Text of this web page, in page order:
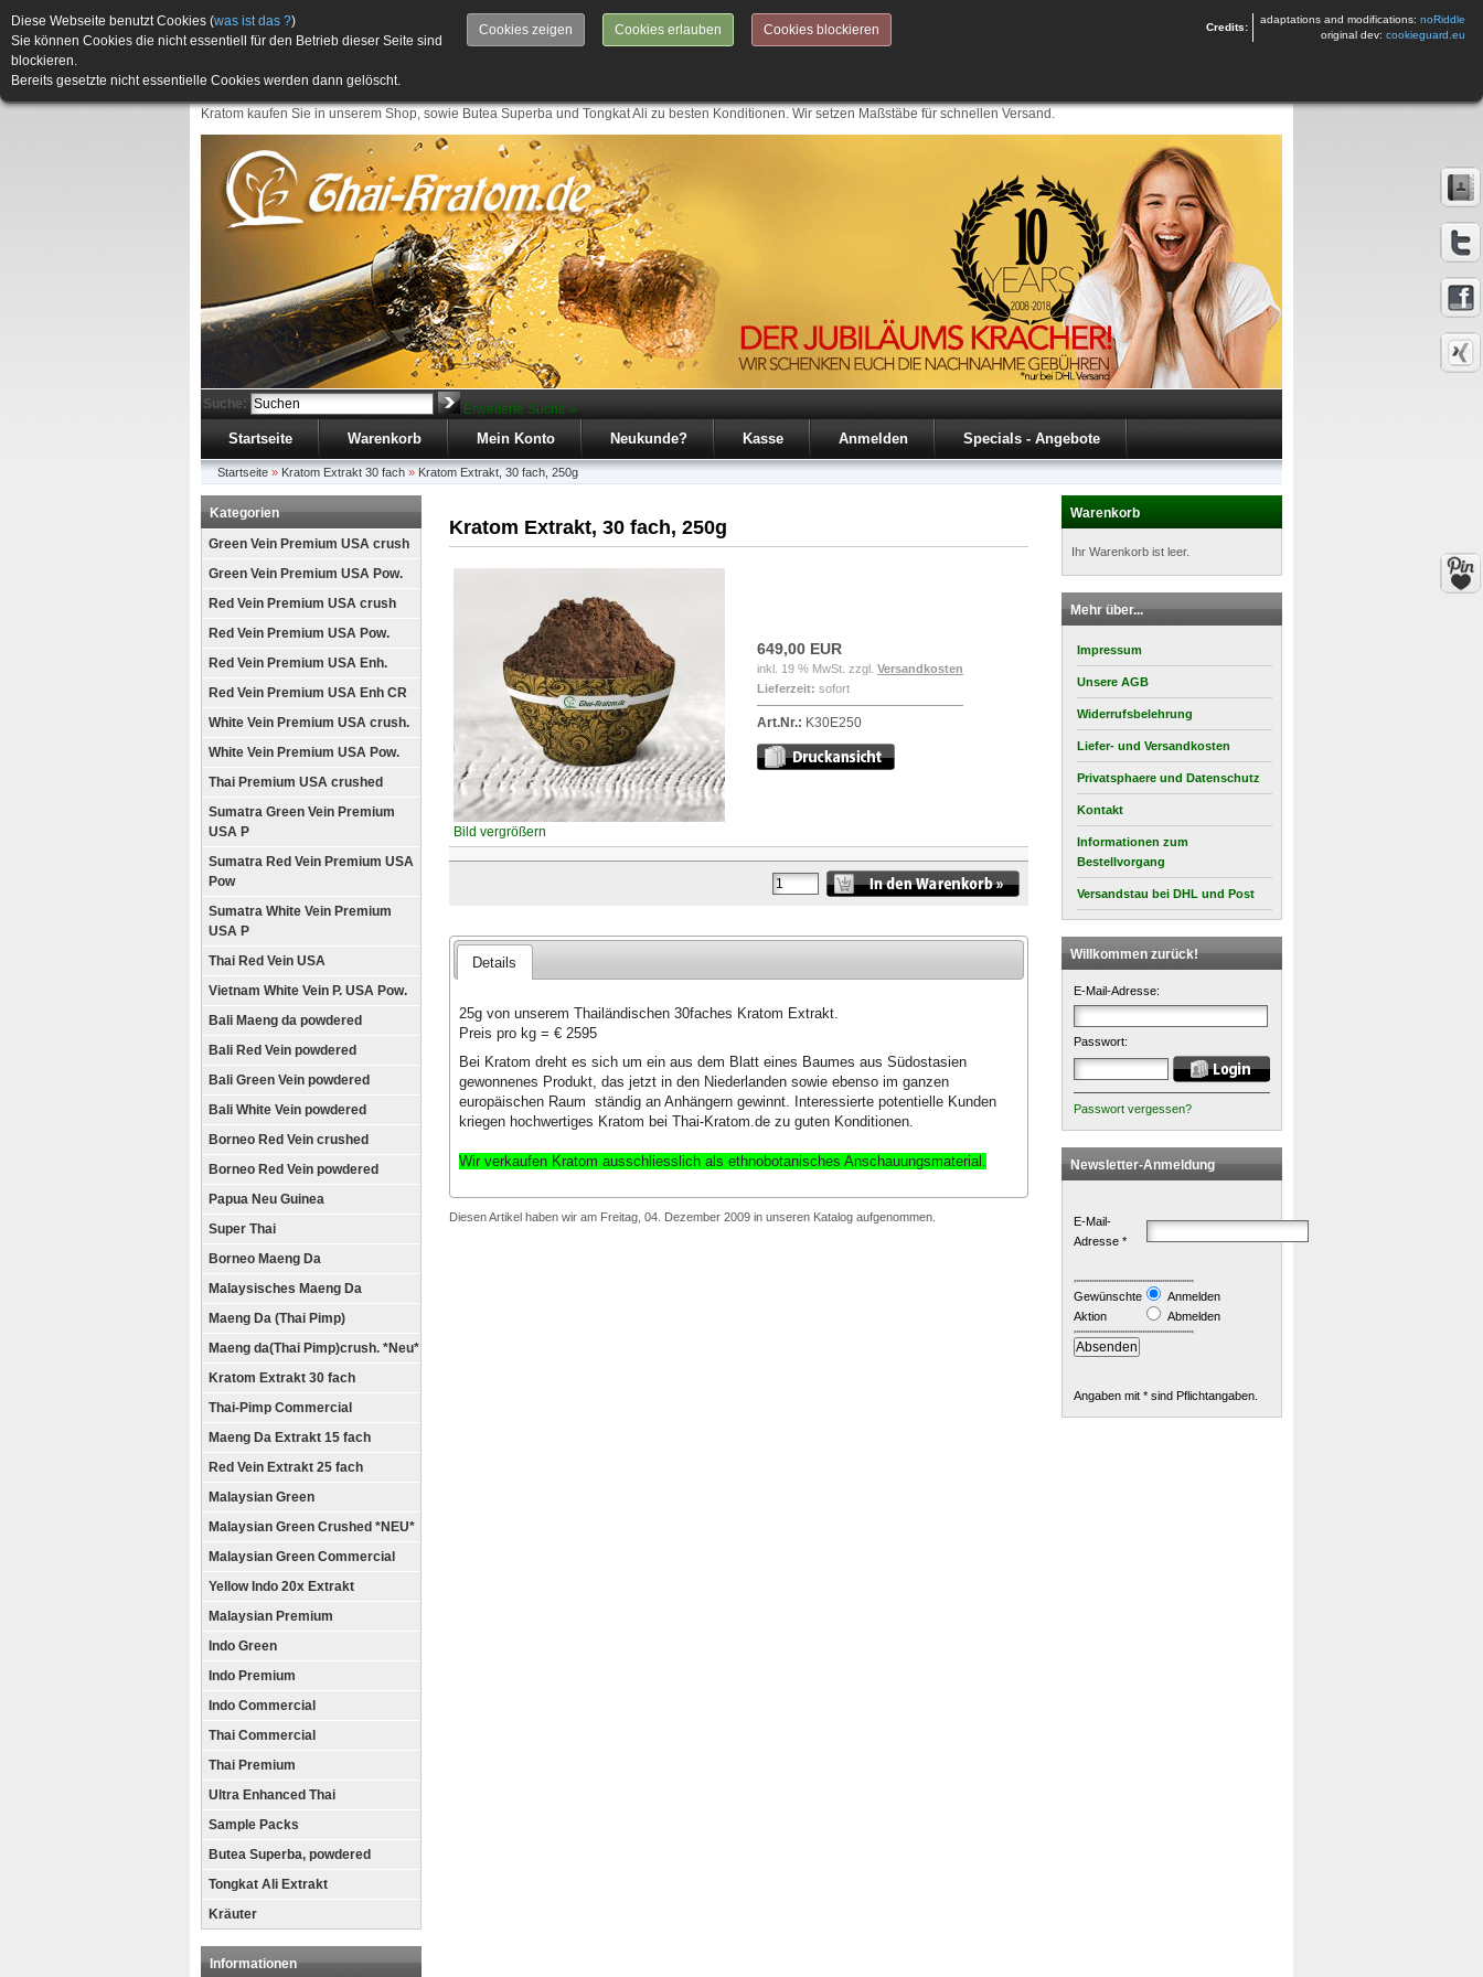
Credits:
adaptations and modifications: noRiddle
original dev: cookieguard.eu
Diese Webseite benutzt Cookies (was ist das ?)
Sie können Cookies die nicht essentiell für den Betrieb dieser Seite sind
blockieren.
Bereits gesetzte nicht essentielle Cookies werden dann gelöscht.
Cookies zeigen Cookies erlauben Cookies blockieren
Kratom kaufen Sie in unserem Shop, sowie Butea Superba und Tongkat Ali zu besten Konditionen. Wir setzen Maßstäbe für schnellen Versand.
Suche: Erweiterte Suche »
Startseite Warenkorb Mein Konto Neukunde? Kasse Anmelden Specials - Angebote
Startseite » Kratom Extrakt 30 fach » Kratom Extrakt, 30 fach, 250g
Kategorien
Green Vein Premium USA crush
Green Vein Premium USA Pow.
Red Vein Premium USA crush
Red Vein Premium USA Pow.
Red Vein Premium USA Enh.
Red Vein Premium USA Enh CR
White Vein Premium USA crush.
White Vein Premium USA Pow.
Thai Premium USA crushed
Sumatra Green Vein Premium
USA P
Sumatra Red Vein Premium USA
Pow
Sumatra White Vein Premium
USA P
Thai Red Vein USA
Vietnam White Vein P. USA Pow.
Bali Maeng da powdered
Bali Red Vein powdered
Bali Green Vein powdered
Bali White Vein powdered
Borneo Red Vein crushed
Borneo Red Vein powdered
Papua Neu Guinea
Super Thai
Borneo Maeng Da
Malaysisches Maeng Da
Maeng Da (Thai Pimp)
Maeng da(Thai Pimp)crush. *Neu*
Kratom Extrakt 30 fach
Thai-Pimp Commercial
Maeng Da Extrakt 15 fach
Red Vein Extrakt 25 fach
Malaysian Green
Malaysian Green Crushed *NEU*
Malaysian Green Commercial
Yellow Indo 20x Extrakt
Malaysian Premium
Indo Green
Indo Premium
Indo Commercial
Thai Commercial
Thai Premium
Ultra Enhanced Thai
Sample Packs
Butea Superba, powdered
Tongkat Ali Extrakt
Kräuter
Informationen
Kratom Extrakt, 30 fach, 250g
Bild vergrößern
649,00 EUR
inkl. 19 % MwSt. zzgl. Versandkosten
Lieferzeit: sofort
Art.Nr.: K30E250
Details
25g von unserem Thailändischen 30faches Kratom Extrakt.
Preis pro kg = € 2595
Bei Kratom dreht es sich um ein aus dem Blatt eines Baumes aus Südostasien
gewonnenes Produkt, das jetzt in den Niederlanden sowie ebenso im ganzen
europäischen Raum ständig an Anhängern gewinnt. Interessierte potentielle Kunden
kriegen hochwertiges Kratom bei Thai-Kratom.de zu guten Konditionen.
Wir verkaufen Kratom ausschliesslich als ethnobotanisches Anschauungsmaterial
Diesen Artikel haben wir am Freitag, 04. Dezember 2009 in unseren Katalog aufgenommen.
Warenkorb
Ihr Warenkorb ist leer.
Mehr über...
Impressum
Unsere AGB
Widerrufsbelehrung
Liefer- und Versandkosten
Privatsphaere und Datenschutz
Kontakt
Informationen zum
Bestellvorgang
Versandstau bei DHL und Post
Willkommen zurück!
E-Mail-Adresse:
Passwort:
Passwort vergessen?
Newsletter-Anmeldung
E-Mail-
Adresse *
Gewünschte
Aktion
Anmelden
Abmelden
Angaben mit * sind Pflichtangaben.